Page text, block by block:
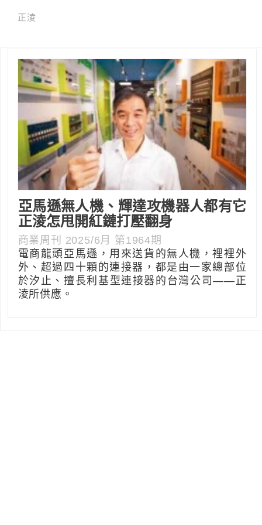
正淩
亞馬遜無人機、輝達攻機器人都有它
正淩怎甩開紅鏈打壓翻身
商業周刊 2025/6月 第1964期
電商龍頭亞馬遜，用來送貨的無人機，裡裡外
外、超過四十顆的連接器，都是由一家總部位
於汐止、擅長利基型連接器的台灣公司——正
淩所供應。